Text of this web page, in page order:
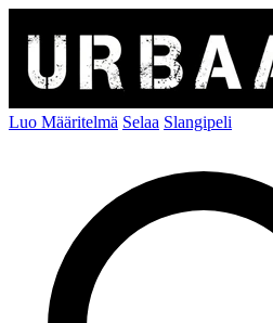
Luo Määritelmä Selaa Slangipeli